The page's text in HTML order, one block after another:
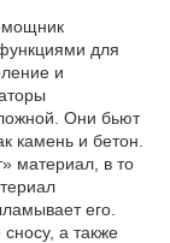
для
и
Они бьют
камень и бетон.
материал, в то
его.
а также